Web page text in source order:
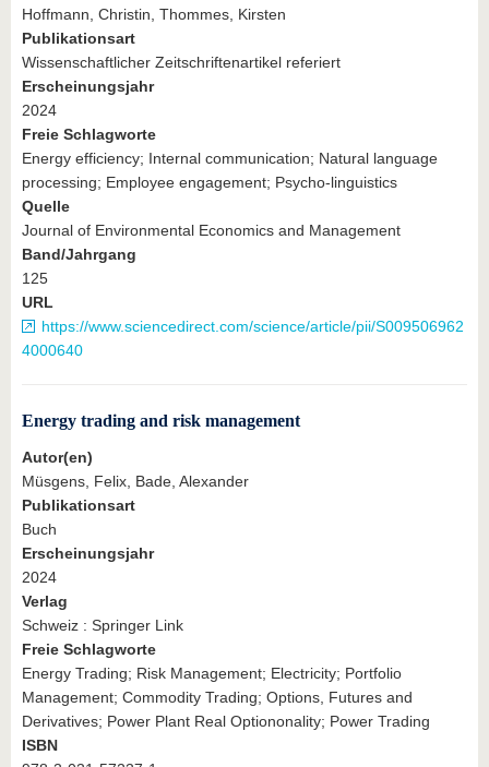
Hoffmann, Christin, Thommes, Kirsten
Publikationsart
Wissenschaftlicher Zeitschriftenartikel referiert
Erscheinungsjahr
2024
Freie Schlagworte
Energy efficiency; Internal communication; Natural language
processing; Employee engagement; Psycho-linguistics
Quelle
Journal of Environmental Economics and Management
Band/Jahrgang
125
URL
https://www.sciencedirect.com/science/article/pii/S009506962
4000640
Energy trading and risk management
Autor(en)
Müsgens, Felix, Bade, Alexander
Publikationsart
Buch
Erscheinungsjahr
2024
Verlag
Schweiz : Springer Link
Freie Schlagworte
Energy Trading; Risk Management; Electricity; Portfolio
Management; Commodity Trading; Options, Futures and
Derivatives; Power Plant Real Optiononality; Power Trading
ISBN